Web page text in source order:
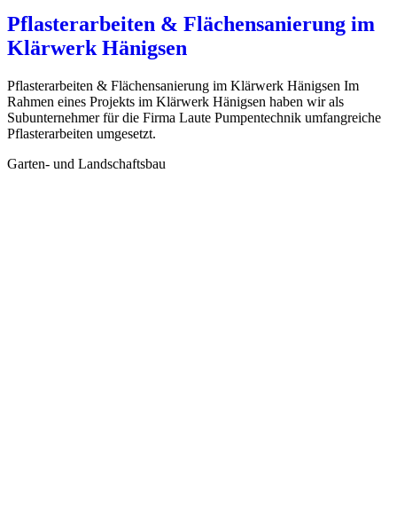
Pflasterarbeiten & Flächensanierung im
Klärwerk Hänigsen
Pflasterarbeiten & Flächensanierung im Klärwerk Hänigsen Im
Rahmen eines Projekts im Klärwerk Hänigsen haben wir als
Subunternehmer für die Firma Laute Pumpentechnik umfangreiche
Pflasterarbeiten umgesetzt.
Garten- und Landschaftsbau